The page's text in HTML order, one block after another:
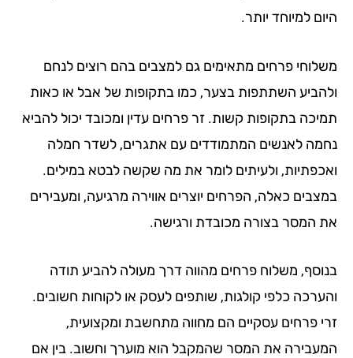
למיוחד יותר.
פרחים מתאימים גם למצבים בהם רוצים לנחם
השתתפות בצער, כמו בתקופות של אבל או כאות
בתקופות קשות. זר פרחים עדין ומכובד יכול להביא
לאנשים המתמודדים עם אתגרים, לשדר חמלה
ולעיתים לומר את מה שקשה לבטא במילים.
כאלה, הפרחים יוצרים אווירה מרגיעה, ומעבירים
המסר בצורה מכובדת ורגישה.
משלוח פרחים מהווה דרך מעולה להביע תודה
כלפי קולגות, שותפים לעסק או לקוחות חשובים.
פרחים עסקיים הם מחווה מתחשבת ומקצועית,
את המסר שהמקבל הוא מוערך וחשוב. בין אם